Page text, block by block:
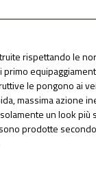
rispettando le
le pongono ai
massima azione
un look
prodotte